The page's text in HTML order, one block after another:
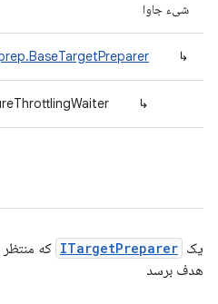
شیء جاوا
↳
↳
یک ITargetPreparer که منتظر
هدف برسد